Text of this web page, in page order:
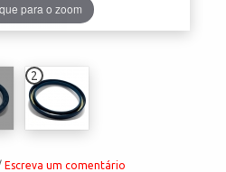
2
para o zoom
Escreva um comentário